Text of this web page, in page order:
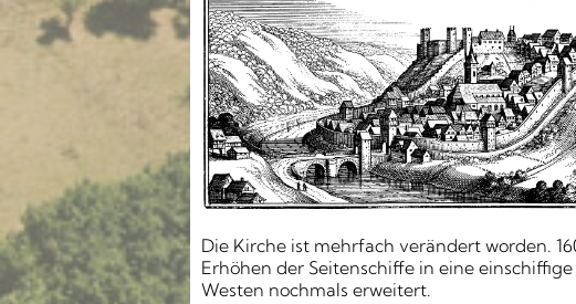
Die Kirche ist mehrfach verändert worden.
Erhöhen der Seitenschiffe in eine
Westen nochmals erweitert.